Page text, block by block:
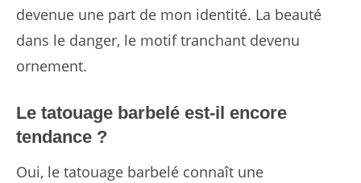
devenue une part de mon identité. La beauté
dans le danger, le motif tranchant devenu
ornement.
Le tatouage barbelé est-il encore
tendance ?
Oui, le tatouage barbelé connaît une